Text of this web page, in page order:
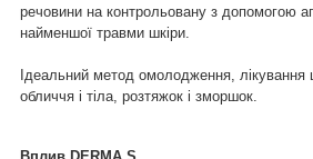
речовини на контрольовану з допомогою
найменшої травми шкіри.
Ідеальний метод омолодження, лікування
обличчя і тіла, розтяжок і зморшок.